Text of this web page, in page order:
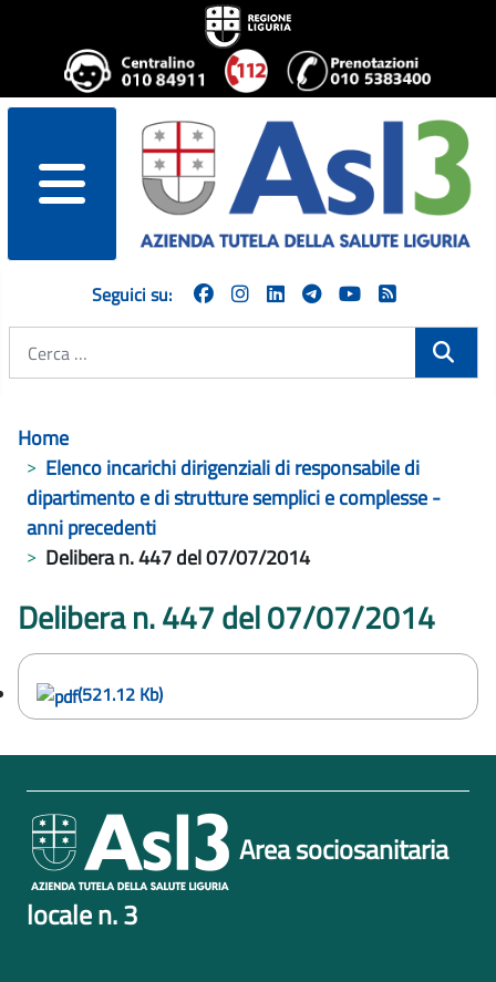
menu
Seguici su:
Home
Elenco incarichi dirigenziali di responsabile di
dipartimento e di strutture semplici e complesse -
anni precedenti
Delibera n. 447 del 07/07/2014
Delibera n. 447 del 07/07/2014
(521.12 Kb)
Area sociosanitaria
locale n. 3